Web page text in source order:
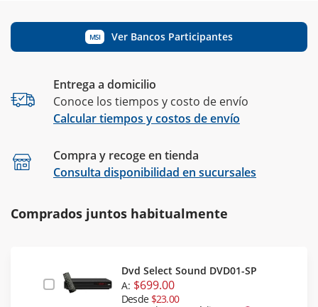
MSI Ver Bancos Participantes
Entrega a domicilio
Conoce los tiempos y costo de envío
Calcular tiempos y costos de envío
Compra y recoge en tienda
Consulta disponibilidad en sucursales
Comprados juntos habitualmente
Dvd Select Sound DVD01-SP
A: $699.00
Desde $23.00